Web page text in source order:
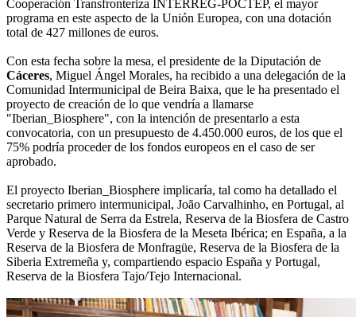
Cooperación Transfronteriza INTERREG-POCTEP, el mayor
programa en este aspecto de la Unión Europea, con una dotación
total de 427 millones de euros.
Con esta fecha sobre la mesa, el presidente de la Diputación de
Cáceres, Miguel Ángel Morales, ha recibido a una delegación de la
Comunidad Intermunicipal de Beira Baixa, que le ha presentado el
proyecto de creación de lo que vendría a llamarse
"Iberian_Biosphere", con la intención de presentarlo a esta
convocatoria, con un presupuesto de 4.450.000 euros, de los que el
75% podría proceder de los fondos europeos en el caso de ser
aprobado.
El proyecto Iberian_Biosphere implicaría, tal como ha detallado el
secretario primero intermunicipal, João Carvalhinho, en Portugal, al
Parque Natural de Serra da Estrela, Reserva de la Biosfera de Castro
Verde y Reserva de la Biosfera de la Meseta Ibérica; en España, a la
Reserva de la Biosfera de Monfragüe, Reserva de la Biosfera de la
Siberia Extremeña y, compartiendo espacio España y Portugal,
Reserva de la Biosfera Tajo/Tejo Internacional.